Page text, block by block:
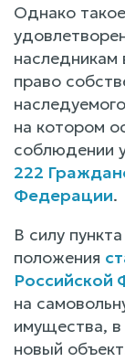
Однако
наследникам
право
на котором
соблюдении
222
Федерации.
В силу
положения
Российской
на
имущества, в
новый